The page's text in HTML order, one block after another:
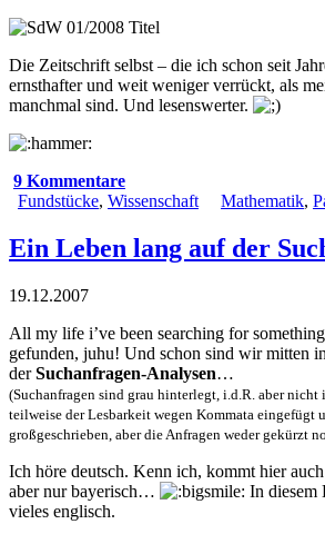
Die Zeitschrift selbst – die ich schon seit
ernsthafter und weit weniger verrückt, als
manchmal sind. Und lesenswerter.
9 Kommentare
Fundstücke, Wissenschaft Mathematik,
Ein Leben lang auf der
19.12.2007
All my life i’ve been searching for something
gefunden, juhu! Und schon sind wir mitten
derSuchanfragen-Analysen…
(Suchanfragen sind grau hinterlegt, i.d.R. aber nicht
teilweise der Lesbarkeit wegen Kommata eingefügt
großgeschrieben, aber die Anfragen weder gekürzt
Ich höre deutsch. Kenn ich, kommt hier
aber nur bayerisch…
In diesem
vieles englisch.